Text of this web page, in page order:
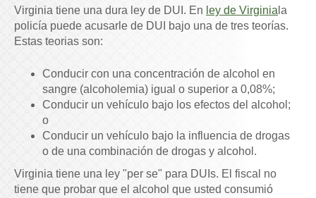
Virginia tiene una dura ley de DUI. En ley de Virginia la
policía puede acusarle de DUI bajo una de tres teorías.
Estas teorias son:
Conducir con una concentración de alcohol en
sangre (alcoholemia) igual o superior a 0,08%;
Conducir un vehículo bajo los efectos del alcohol;
o
Conducir un vehículo bajo la influencia de drogas
o de una combinación de drogas y alcohol.
Virginia tiene una ley "per se" para DUIs. El fiscal no
tiene que probar que el alcohol que usted consumió